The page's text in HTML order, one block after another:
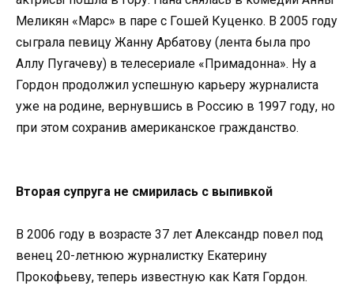
Меликян «Марс» в паре с Гошей Куценко. В 2005 году
сыграла певицу Жанну Арбатову (лента была про
Аллу Пугачеву) в телесериале «Примадонна». Ну а
Гордон продолжил успешную карьеру журналиста
уже на родине, вернувшись в Россию в 1997 году, но
при этом сохранив американское гражданство.
Вторая супруга не смирилась с выпивкой
В 2006 году в возрасте 37 лет Александр повел под
венец 20-летнюю журналистку Екатерину
Прокофьеву, теперь известную как Катя Гордон.